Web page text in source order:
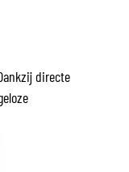
directe